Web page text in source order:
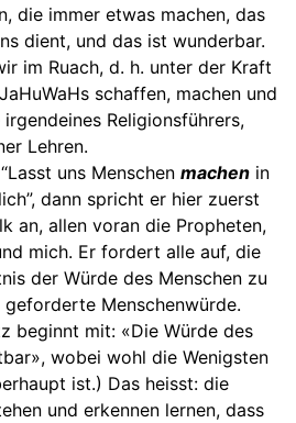
die immer etwas machen, das
dient, und das ist wunderbar.
im Ruach, d. h. unter der Kraft
schaffen, machen und
Religionsführers,
Lehren.
uns Menschen machenin
dann spricht er hier zuerst
an, allen voran die Propheten,
mich. Er fordert alle auf, die
der Würde des Menschen zu
Menschenwürde.
be­ginnt mit: «Die Würde des
wobei wohl die Wenigsten
ist.) Das heisst: die
und erkennen lernen, dass